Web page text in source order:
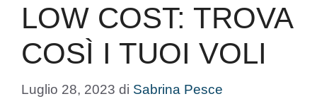
LOW COST: TROVA
COSÌ I TUOI VOLI
Luglio 28, 2023 di Sabrina Pesce